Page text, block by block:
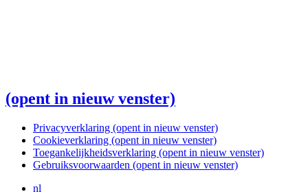
(opent in nieuw venster)
Privacyverklaring (opent in nieuw venster)
Cookieverklaring (opent in nieuw venster)
Toegankelijkheidsverklaring (opent in nieuw venster)
Gebruiksvoorwaarden (opent in nieuw venster)
nl